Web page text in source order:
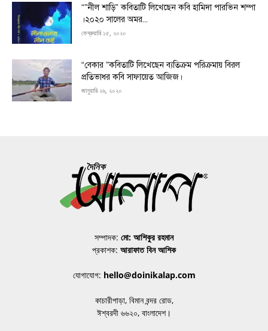
“”নীল শাড়ি” কবিতাটি লিখেছেন কবি হামিদা পারভিন শম্পা
।২০২০ সালের অমর...
ফেব্রুয়ারি ১৫, ২০২০
“বেকার ”কবিতাটি লিখেছেন ব্যতিক্রম পরিক্রমায় বিরল
প্রতিভাধর কবি সাফায়েত আজিজ।
জানুয়ারি ২৬, ২০২০
সম্পাদক: মো: আশিকুর রহমান
প্রকাশক: আরাফাত বিন আশিক
যোগাযোগ: hello@doinikalap.com
কাচারীপাড়া, বিমান বন্দর রোড,
ঈশ্বরদী ৬৬২০, বাংলাদেশ।